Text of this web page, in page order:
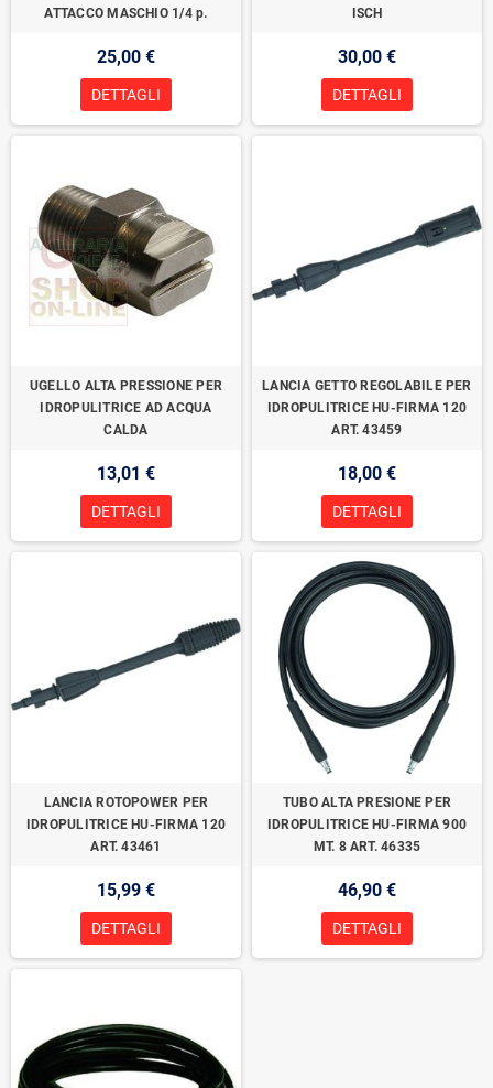
ATTACCO MASCHIO 1/4 p.
25,00 €
DETTAGLI
ISCH
30,00 €
DETTAGLI
UGELLO ALTA PRESSIONE PER
IDROPULITRICE AD ACQUA
CALDA
13,01 €
DETTAGLI
LANCIA GETTO REGOLABILE PER
IDROPULITRICE HU-FIRMA 120
ART. 43459
18,00 €
DETTAGLI
LANCIA ROTOPOWER PER
IDROPULITRICE HU-FIRMA 120
ART. 43461
15,99 €
DETTAGLI
TUBO ALTA PRESIONE PER
IDROPULITRICE HU-FIRMA 900
MT. 8 ART. 46335
46,90 €
DETTAGLI